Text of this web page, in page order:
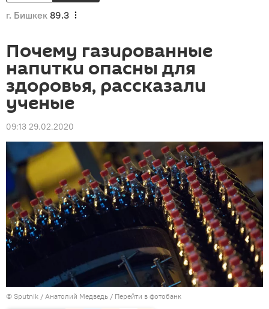
г. Бишкек 89.3
Почему газированные
напитки опасны для
здоровья, рассказали
ученые
09:13 29.02.2020
© Sputnik / Анатолий Медведь / Перейти в фотобанк